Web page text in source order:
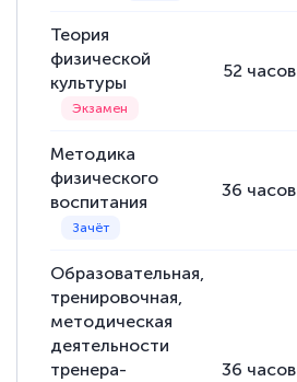
Теория
физической
культуры
52 часов
Методика
физического
воспитания
36 часов
Образовательная,
тренировочная,
методическая
деятельности
тренера-
36 часов